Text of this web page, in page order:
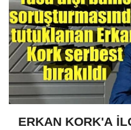
ERKAN KORK'A